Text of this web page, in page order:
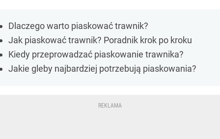
Dlaczego warto piaskować trawnik?
Jak piaskować trawnik? Poradnik krok po kroku
Kiedy przeprowadzać piaskowanie trawnika?
Jakie gleby najbardziej potrzebują piaskowania?